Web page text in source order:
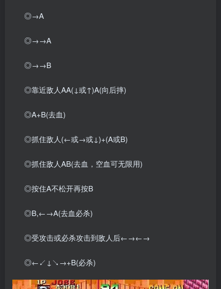
◎→A
◎→→A
◎→→B
◎靠近敌人AA(↓或↑)A(向后摔)
◎A+B(去血)
◎抓住敌人(←或→或↓)+(A或B)
◎抓住敌人AB(去血，空血可无限用)
◎按住A不松开再按B
◎B,←→A(去血必杀)
◎受攻击或必杀攻击到敌人后←→←→
◎←↙↓↘→+B(必杀)